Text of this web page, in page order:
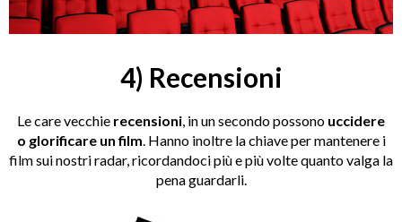
4) Recensioni
Le care vecchie recensioni, in un secondo possono uccidere
o glorificare un film. Hanno inoltre la chiave per mantenere i
film sui nostri radar, ricordandoci più e più volte quanto valga la
pena guardarli.